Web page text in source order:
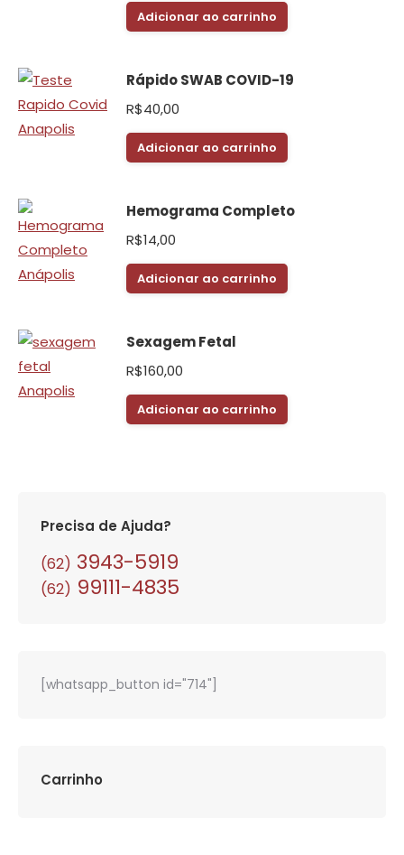
Adicionar ao carrinho
Rápido SWAB COVID-19
R$40,00
Adicionar ao carrinho
Hemograma Completo
R$14,00
Adicionar ao carrinho
Sexagem Fetal
R$160,00
Adicionar ao carrinho
Precisa de Ajuda?
(62) 3943-5919
(62) 99111-4835
[whatsapp_button id="714"]
Carrinho